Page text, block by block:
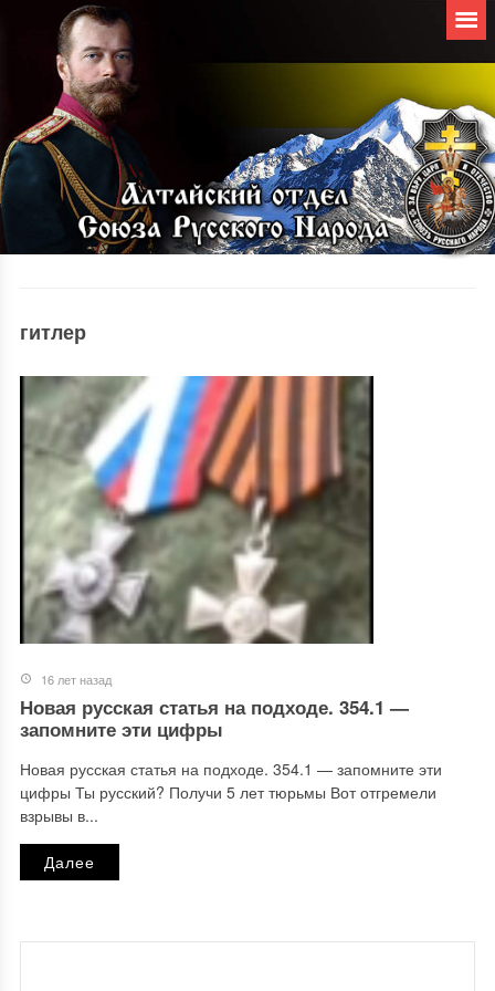
гитлер
16 лет назад
Новая русская статья на подходе. 354.1 —
запомните эти цифры
Новая русская статья на подходе. 354.1 — запомните эти
цифры Ты русский? Получи 5 лет тюрьмы Вот отгремели
взрывы в...
Далее